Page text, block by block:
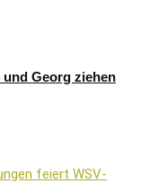
Georg ziehen